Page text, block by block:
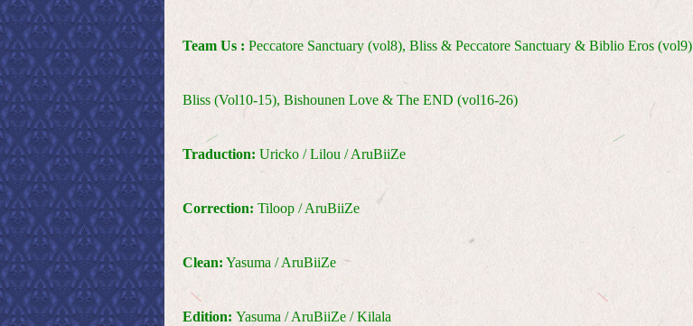
Team Us : Peccatore Sanctuary (vol8), Bliss & Peccatore Sanctuary & Biblio Eros (vol9)
Bliss (Vol10-15), Bishounen Love & The END (vol16-26)
Traduction: Uricko / Lilou / AruBiiZe
Correction: Tiloop / AruBiiZe
Clean: Yasuma / AruBiiZe
Edition: Yasuma / AruBiiZe / Kilala